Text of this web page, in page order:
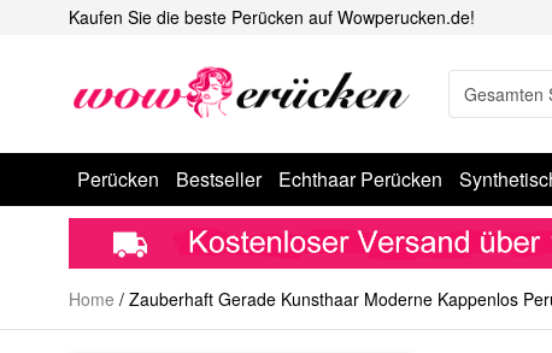
Kaufen Sie die beste Perücken auf Wowperucken.de!
Perücken Bestseller Echthaar Perücken
Home / Zauberhaft Gerade Kunsthaar Moderne Kappenlos